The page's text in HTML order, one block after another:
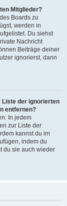
Mitglieder?
Boards zu
werden in
Du siehst
Nachricht
Beiträge deiner
ignorierst, dann
Liste der ignorierten
entfernen?
In jedem
zur Liste der
kannst du im
indem du
du sie auch wieder